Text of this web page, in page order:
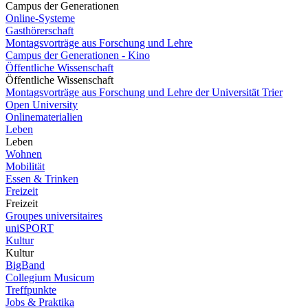
Campus der Generationen
Online-Systeme
Gasthörerschaft
Montagsvorträge aus Forschung und Lehre
Campus der Generationen - Kino
Öffentliche Wissenschaft
Öffentliche Wissenschaft
Montagsvorträge aus Forschung und Lehre der Universität Trier
Open University
Onlinematerialien
Leben
Leben
Wohnen
Mobilität
Essen & Trinken
Freizeit
Freizeit
Groupes universitaires
uniSPORT
Kultur
Kultur
BigBand
Collegium Musicum
Treffpunkte
Jobs & Praktika